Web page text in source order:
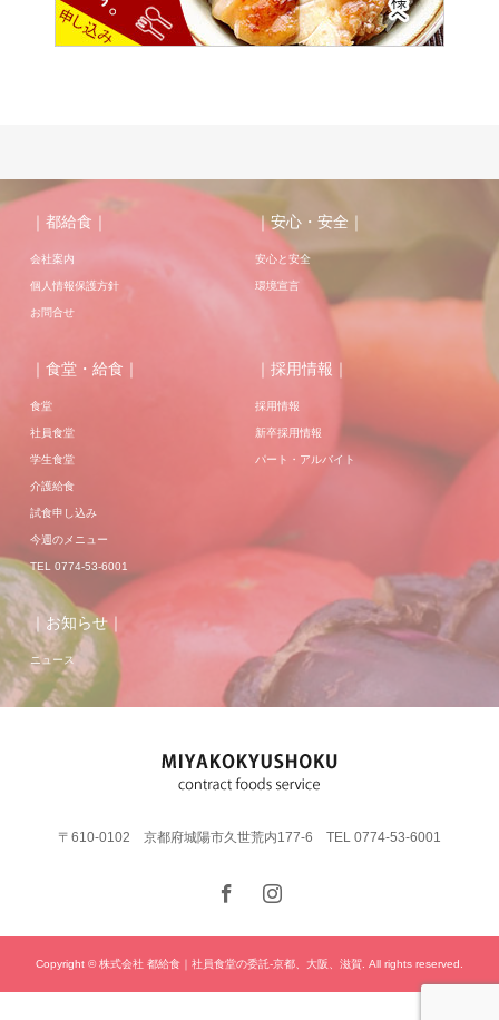
｜都給食｜
会社案内
個人情報保護方針
お問合せ
｜安心・安全｜
安心と安全
環境宣言
｜食堂・給食｜
食堂
社員食堂
学生食堂
介護給食
試食申し込み
今週のメニュー
TEL 0774-53-6001
｜採用情報｜
採用情報
新卒採用情報
パート・アルバイト
｜お知らせ｜
ニュース
〒610-0102 京都府城陽市久世荒内177-6 TEL 0774-53-6001
Copyright © 株式会社 都給食｜社員食堂の委託-京都、大阪、滋賀. All rights reserved.